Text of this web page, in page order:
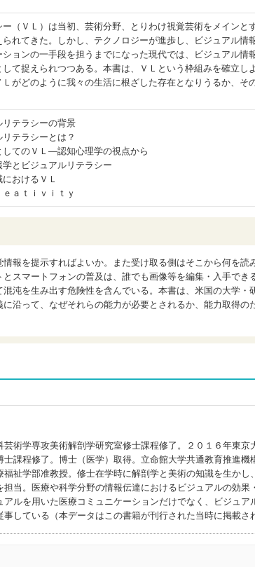
ー（ＶＬ）は当初、芸術分野、とりわけ視覚芸術をメインと
れてきた。しかし、テクノロジーが進歩し、ビジュアル情
ョンの一手段を担うまでになった現代では、ビジュアル情
して捉えられつつある。本書は、ＶＬという枠組みを確立し
がどのように我々の生活に根ざした存在となりうるか、そ
テラシーの背景
テラシーとは？
てのＶＬ―認知心理学の視点から
とビジュアルリテラシー
おけるＶＬ
ａｔｉｖｉｔｙ
報を提示すればよいか。また受け取る側はそこから何を読
スマートフォンの普及は、誰でも画像等を編集・入手でき
沌を生み出す危険性を含んでいる。本書は、米国の大学・
沿って、なぜそれらの能力が必要とされるか、能力取得の
術学専攻美術解剖学研究室修士課程修了。２０１６年東京
課程修了。博士（医学）取得。立命館大学共通教育推進機
祉学部准教授。修士在学時に解剖学と美術の知識を生かし
当。医療や科学分野の情報伝達におけるビジュアルの効果
ルを用いた医療コミュニケーションだけでなく、ビジュア
している（本データはこの書籍が刊行された当時に掲載さ